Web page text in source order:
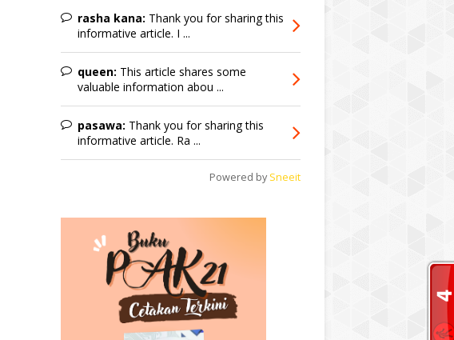
rasha kana: Thank you for sharing this
informative article. I ...
queen: This article shares some
valuable information abou ...
pasawa: Thank you for sharing this
informative article. Ra ...
Powered by Sneeit